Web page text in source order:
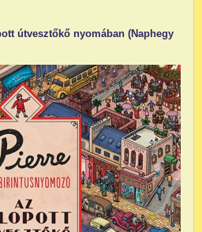
útvesztőkő nyomában (Naphegy